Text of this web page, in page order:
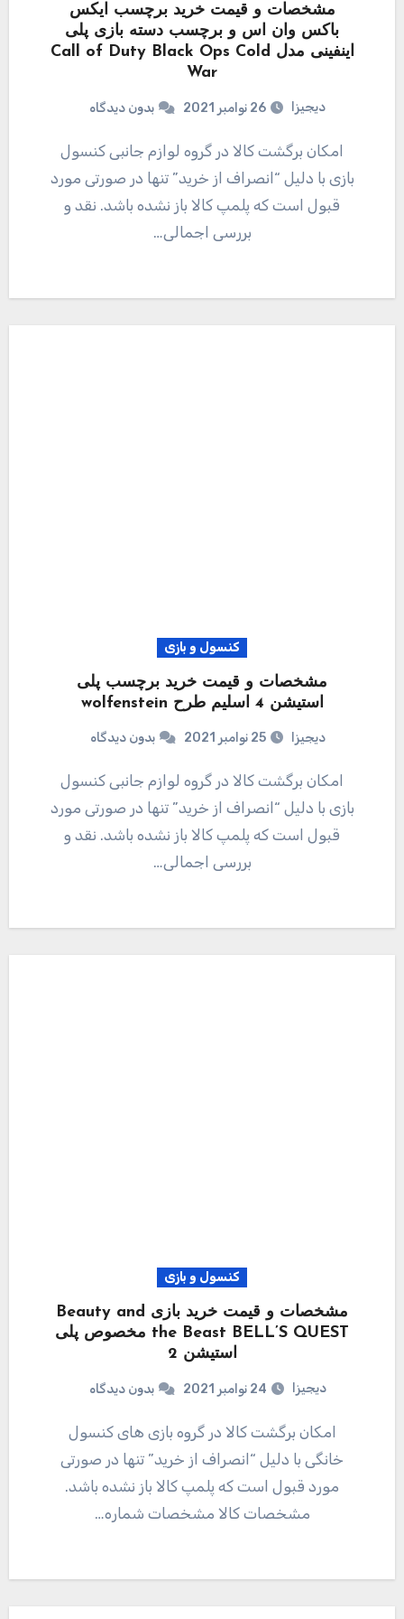
مشخصات و قیمت خرید برچسب ایکس
باکس وان اس و برچسب دسته بازی پلی
اینفینی مدل Call of Duty Black Ops Cold
War
دیجیزا 26 نوامبر 2021 بدون دیدگاه
امکان برگشت کالا در گروه لوازم جانبی کنسول
بازی با دلیل “انصراف از خرید” تنها در صورتی مورد
قبول است که پلمپ کالا باز نشده باشد. نقد و
بررسی اجمالی…
کنسول و بازی
مشخصات و قیمت خرید برچسب پلی
استیشن 4 اسلیم طرح wolfenstein
دیجیزا 25 نوامبر 2021 بدون دیدگاه
بازی با دلیل “انصراف از خرید” تنها در صورتی مورد
قبول است که پلمپ کالا باز نشده باشد. نقد و
بررسی اجمالی…
کنسول و بازی
مشخصات و قیمت خرید بازی Beauty and
the Beast BELL’S QUEST مخصوص پلی
استیشن 2
دیجیزا 24 نوامبر 2021 بدون دیدگاه
امکان برگشت کالا در گروه بازی های کنسول
خانگی با دلیل “انصراف از خرید” تنها در صورتی
مورد قبول است که پلمپ کالا باز نشده باشد.
مشخصات کالا مشخصات شماره…